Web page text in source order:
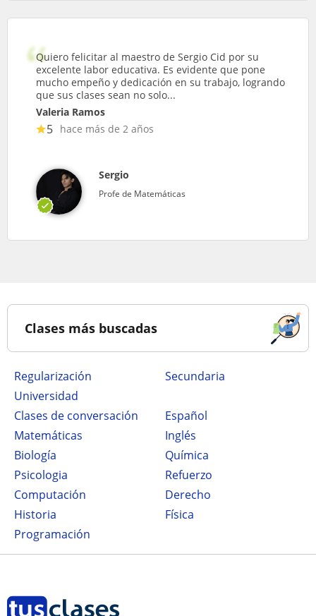
Quiero felicitar al maestro de Sergio Cid por su
excelente labor educativa. Es evidente que pone
mucho empeño y dedicación en su trabajo, logrando
que sus clases sean no solo...
Valeria Ramos
5 hace más de 2 años
Sergio
Profe de Matemáticas
Clases más buscadas
Regularización
secundaria
Universidad
Clases de conversación
Español
Matemáticas
Inglés
Biología
Química
Psicologia
Refuerzo
Computación
Derecho
Historia
Física
Programación